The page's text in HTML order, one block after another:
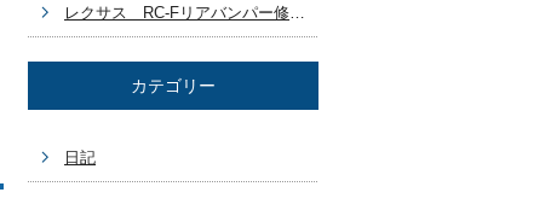
レクサス RC-Fリアバンパー修理 ブログ作成するの忘れてた～ 豊田市 板金塗装車両
カテゴリー
日記